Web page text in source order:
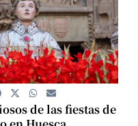
de las fiestas de